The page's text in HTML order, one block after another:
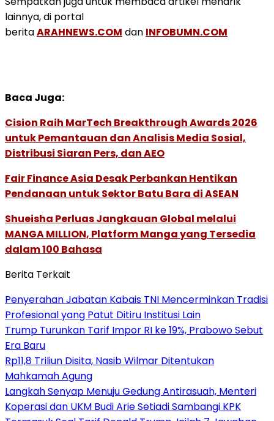
lainnya, di portal
beritaARAHNEWS.COM dan INFOBUMN.COM
Baca Juga:
Cision Raih MarTech Breakthrough Awards 2026
untuk Pemantauan dan Analisis Media Sosial,
Distribusi Siaran Pers, dan AEO
Fair Finance Asia Desak Perbankan Hentikan
Pendanaan untuk Sektor Batu Bara di ASEAN
Shueisha Perluas Jangkauan Global melalui
MANGA MILLION, Platform Manga yang Tersedia
dalam 100 Bahasa
Berita Terkait
Penyerahan Jabatan Kabais TNI Mencerminkan Tradisi
Profesional yang Patut Ditiru Institusi Lain
Trump Turunkan Tarif Impor RI ke 19%, Prabowo Sebut
Era Baru
Rp11,8 Triliun Disita, Nasib Wilmar Ditentukan
Mahkamah Agung
Langkah Senyap Menuju Gedung Antirasuah, Menteri
Koperasi dan UKM Budi Arie Setiadi Sambangi KPK